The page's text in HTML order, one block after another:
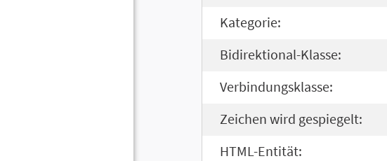
Kategorie:
Bidirektional-Klasse:
Verbindungsklasse:
Zeichen wird gespiegelt:
HTML-Entität: